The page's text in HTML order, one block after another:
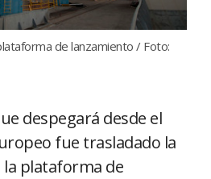
de lanzamiento / Foto:
despegará desde el
fue trasladado la
la plataforma de